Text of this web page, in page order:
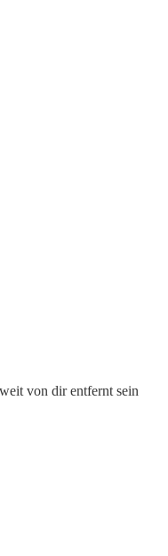
von dir entfernt sein